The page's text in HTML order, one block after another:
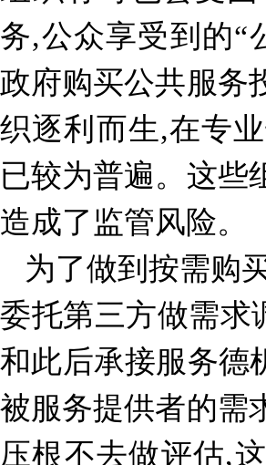
务,公众享受到的“
政府购买公共服务
织逐利而生,在专
已较为普遍。这些
造成了监管风险。
为了做到按需购
委托第三方做需求
和此后承接服务德
被服务提供者的需
压根不去做评估,